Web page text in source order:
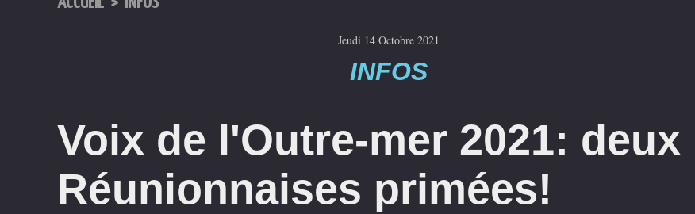
Jeudi 14 Octobre 2021
INFOS
Voix de l'Outre-mer 2021: deux
Réunionnaises primées!